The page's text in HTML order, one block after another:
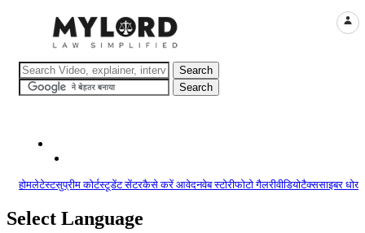
होमलेटेस्टसुप्रीम कोर्टस्टूडेंट सेंटरकैसे करें आवेदनवेब स्टोरीफोटो गैलरीवीडियोटैक्ससाइबर
Select Language